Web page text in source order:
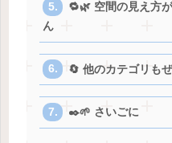
🔁🌿 空間の見え方
ん
🔄 他のカテゴリも
✒️🌱 さいごに